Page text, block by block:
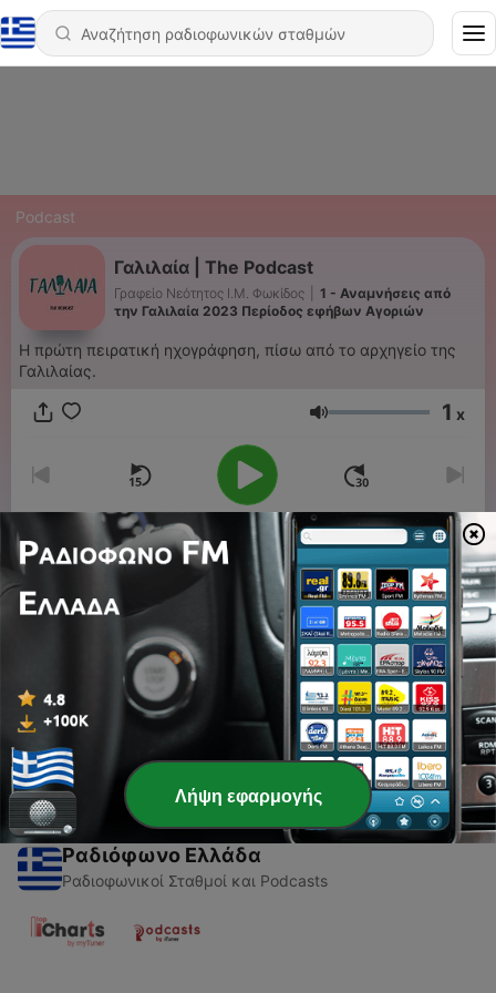
Podcast
Γαλιλαία | The Podcast
Γραφείο Νεότητος Ι.Μ. Φωκίδος
1 - Αναμνήσεις από
την Γαλιλαία 2023 Περίοδος εφήβων Αγοριών
Η πρώτη πειρατική ηχογράφηση, πίσω από το αρχηγείο της
Γαλιλαίας.
Ένταση 1 x
00:00
Επεισόδια
Αναμνήσεις από την Γαλιλαία 2023 Περίοδος
εφήβων Αγοριών
10 Ιούλ 2023
Ραδιόφωνο Ελλάδα
Ραδιοφωνικοί Σταθμοί και Podcasts
Λήψη εφαρμογής